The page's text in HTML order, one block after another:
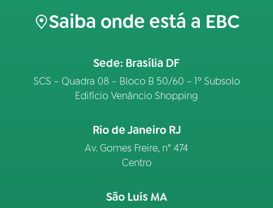
Saiba onde está a EBC
Sede: Brasília DF
SCS – Quadra 08 – Bloco B 50/60 – 1º Subsolo
Edifício Venâncio Shopping
Rio de Janeiro RJ
Av. Gomes Freire, n° 474
Centro
São Luís MA